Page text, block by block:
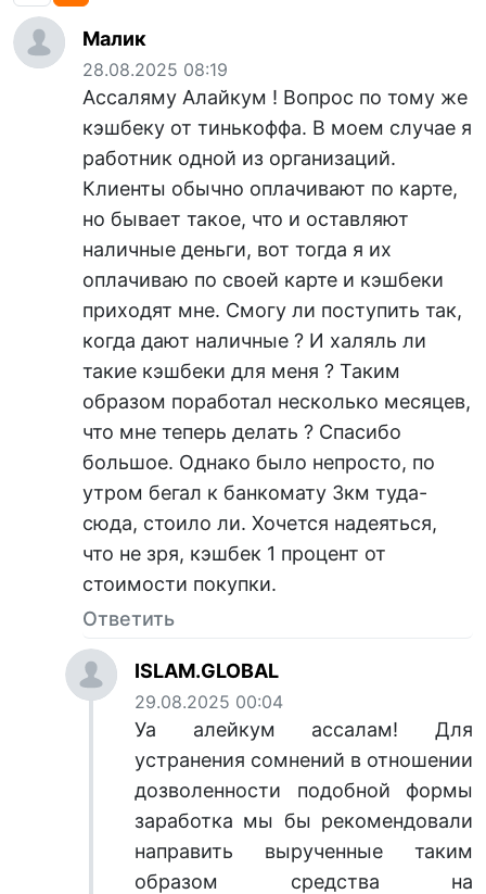
Малик
28.08.2025 08:19
Ассаляму Алайкум ! Вопрос по тому же
кэшбеку от тинькоффа. В моем случае я
работник одной из организаций.
Клиенты обычно оплачивают по карте,
но бывает такое, что и оставляют
наличные деньги, вот тогда я их
оплачиваю по своей карте и кэшбеки
приходят мне. Смогу ли поступить так,
когда дают наличные ? И халяль ли
такие кэшбеки для меня ? Таким
образом поработал несколько месяцев,
что мне теперь делать ? Спасибо
большое. Однако было непросто, по
утром бегал к банкомату 3км туда-
сюда, стоило ли. Хочется надеяться,
что не зря, кэшбек 1 процент от
стоимости покупки.
Ответить
ISLAM.GLOBAL
29.08.2025 00:04
Уа алейкум ассалам! Для
устранения сомнений в отношении
дозволенности подобной формы
заработка мы бы рекомендовали
направить вырученные таким
образом средства на